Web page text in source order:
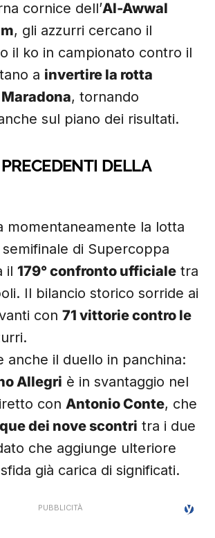
cornice dell’Al-Awwal
, gli azzurri cercano il
il ko in campionato contro il
a invertire la rotta
, tornando
sul piano dei risultati.
DELLA
momentaneamente la lotta
di Supercoppa
il 179° confronto ufficiale tra
Il bilancio storico sorride ai
con 71 vittorie contro le
anche il duello in panchina:
Allegri è in svantaggio nel
con Antonio Conte, che
dei nove scontri tra i due
che aggiunge ulteriore
già carica di significati.